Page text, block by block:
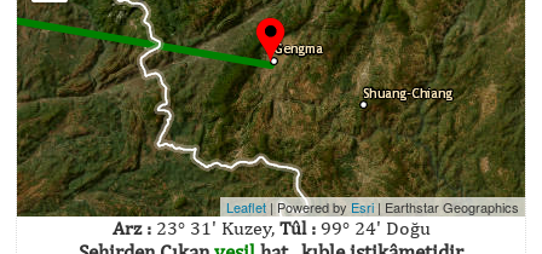
Leaflet| Powered by Esri| Earthstar Geographics
Arz :23° 31' Kuzey, Tûl :99° 24' Doğu